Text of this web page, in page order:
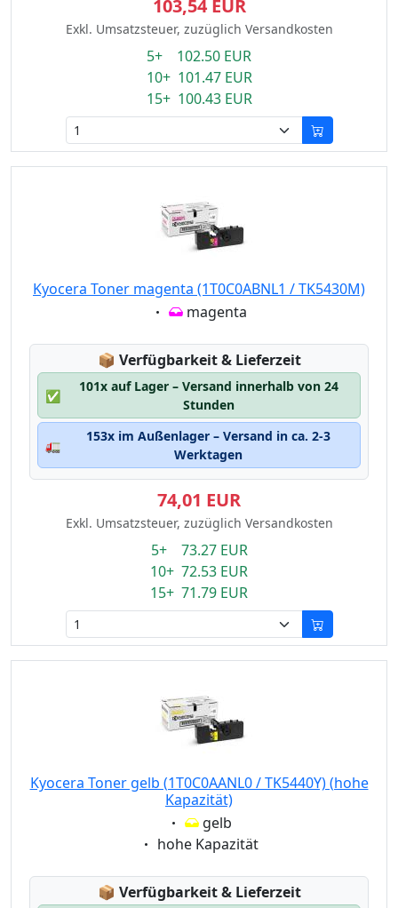
103,54 EUR
Exkl. Umsatzsteuer, zuzüglich Versandkosten
5+ 102.50 EUR
10+ 101.47 EUR
15+ 100.43 EUR
Kyocera Toner magenta (1T0C0ABNL1 / TK5430M)
Eigenschaft:
magenta
📦 Lagerstatus:
Verfügbarkeit & Lieferzeit
✅
101x auf Lager – Versand innerhalb von 24
Stunden
🚛
153x im Außenlager – Versand in ca. 2-3
Werktagen
74,01 EUR
Exkl. Umsatzsteuer, zuzüglich Versandkosten
5+ 73.27 EUR
10+ 72.53 EUR
15+ 71.79 EUR
Kyocera Toner gelb (1T0C0AANL0 / TK5440Y) (hohe
Kapazität)
Eigenschaft:
gelb
Eigenschaft:
hohe Kapazität
📦 Lagerstatus:
Verfügbarkeit & Lieferzeit